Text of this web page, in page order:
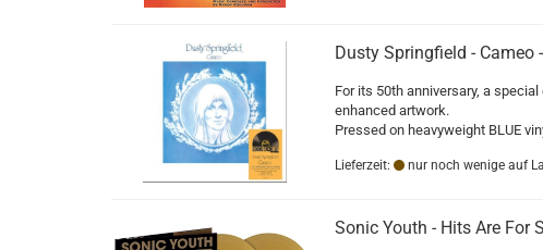
Dusty Springfield - Cameo
For its 50th anniversary, a
enhanced artwork.
Pressed on heavyweight BLUE
Lieferzeit: nur noch wenige auf
Sonic Youth - Hits Are For